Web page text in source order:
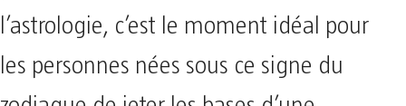
l’astrologie, c’est le moment idéal pour
les personnes nées sous ce signe du